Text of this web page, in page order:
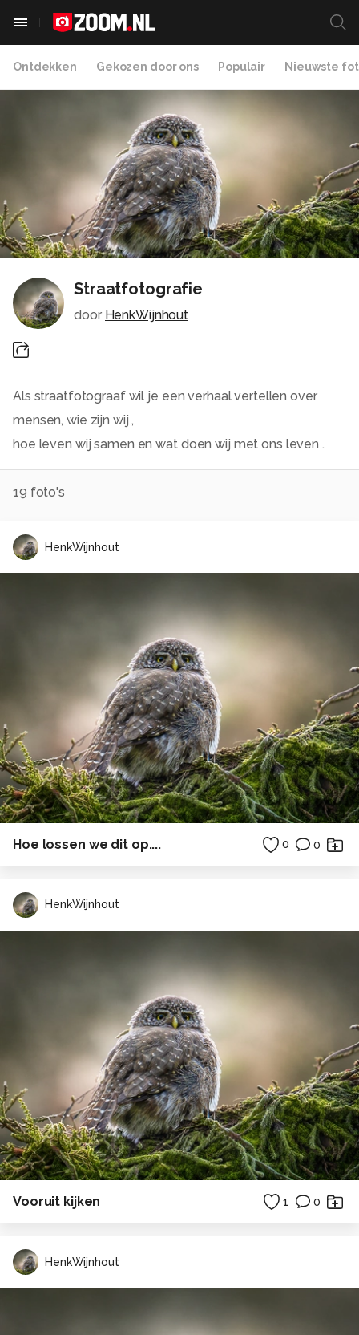
Ontdekken Gekozen door ons Populair Nieuwste
Straatfotografie
door HenkWijnhout
Als straatfotograaf wil je een verhaal vertellen over
mensen, wie zijn wij ,
19 foto's
HenkWijnhout
Hoe lossen we dit op.... 0 0
HenkWijnhout
Vooruit kijken 1 0
HenkWijnhout